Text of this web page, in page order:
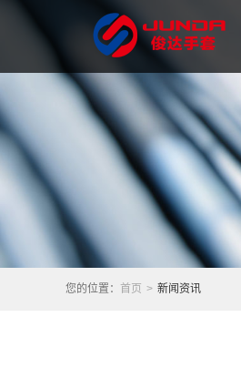
您的位置： 首页 > 新闻资讯